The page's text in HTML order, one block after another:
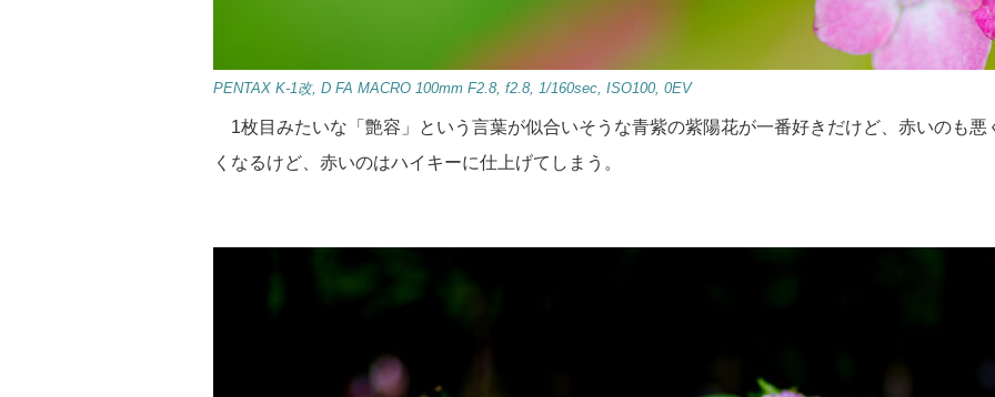
PENTAX K-1改, D FA MACRO 100mm F2.8, f2.8, 1/160sec, ISO100, 0EV
1枚目みたいな「艶容」という言葉が似合いそうな青紫の紫陽花が一番好きだけど、赤いのも悪
くなるけど、赤いのはハイキーに仕上げてしまう。